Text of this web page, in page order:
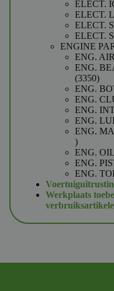
ELECT.
ELECT.
ELECT.
ELECT.
ENGINE
ENG.
ENG.
33503350
ENG.
ENG.
ENG.
ENG.
ENG.
24
producten
ENG.
ENG.
ENG.
Werkplaats